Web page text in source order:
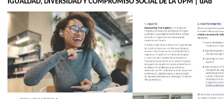
IGUALDAD, DIVERSIDAD Y COMPROMISO SOCIAL DE LA UPM | uAd